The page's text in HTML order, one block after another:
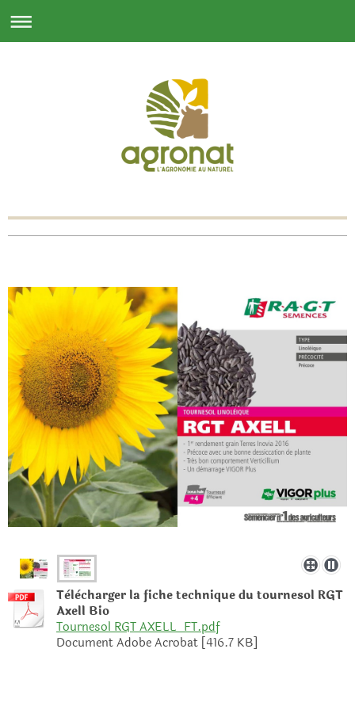
Tèlècharger la fiche technique du tournesol RGT
Axell Bio
Tournesol RGT AXELL_FT.pdf
Document Adobe Acrobat [416.7 KB]